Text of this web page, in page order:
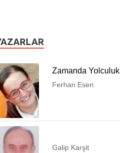
Zamanda Yolculuk
Ferhan Esen
Galip Karşit